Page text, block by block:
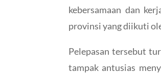
kebersamaan dan
provinsi yang diikuti
Pelepasan tersebut
tampak antusias